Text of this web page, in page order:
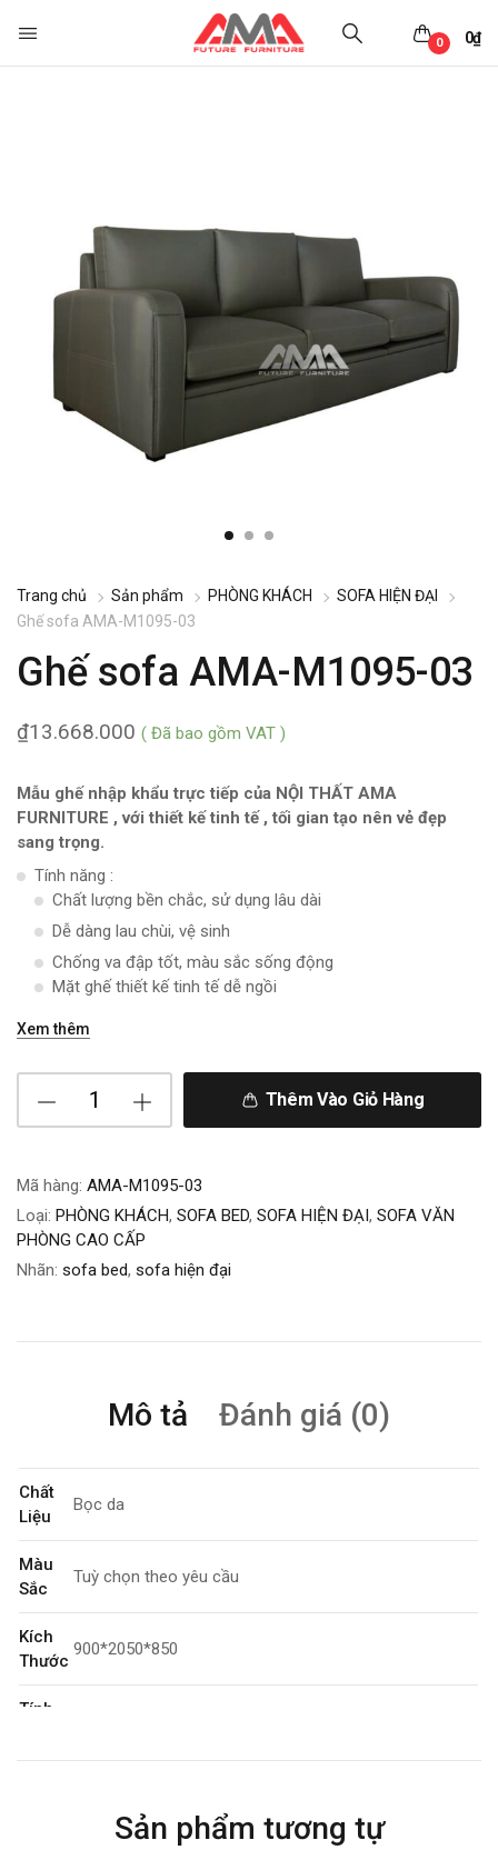
0₫
0
Trang chủ Sản phẩm PHÒNG KHÁCH
SOFA HIỆN ĐẠI
Ghế sofa AMA-M1095-03
Ghế sofa AMA-M1095-03
13.668.000
₫ ( Đã bao gồm VAT )
Mẫu ghế nhập khẩu trực tiếp của NỘI THẤT AMA
FURNITURE , với thiết kế tinh tế , tối gian tạo nên vẻ đẹp
sang trọng.
Tính năng :
Chất lượng bền chắc, sử dụng lâu dài
Dễ dàng lau chùi, vệ sinh
Chống va đập tốt, màu sắc sống động
Mặt ghế thiết kế tinh tế dễ ngồi
Xem thêm
Thêm Vào Giỏ Hàng
Mã hàng: AMA-M1095-03
Loại: PHÒNG KHÁCH, SOFA BED, SOFA HIỆN ĐẠI, SOFA VĂN
PHÒNG CAO CẤP
Nhãn: sofa bed, sofa hiện đại
Mô tả Đánh giá (0)
Chất
Liệu
Bọc da
Màu
Sắc
Tuỳ chọn theo yêu cầu
Kích
Thước
900*2050*850
Tính
Sản phẩm tương tự